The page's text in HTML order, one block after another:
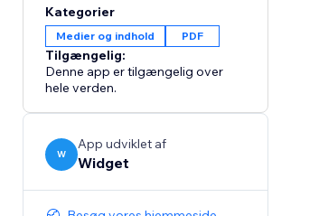
Kategorier
Medier og indhold PDF
Tilgængelig:
Denne app er tilgængelig over
hele verden.
W
App udviklet af
Widget